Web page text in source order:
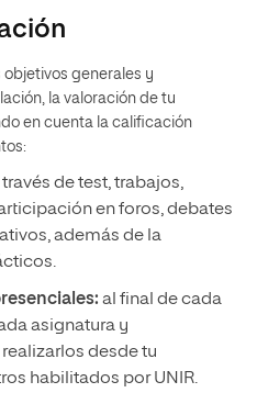
objetivos generales y
la valoración de tu
en cuenta la calificación
través de test, trabajos,
en foros, debates
además de la
al final de cada
asignatura y
desde tu
habilitados por UNIR.